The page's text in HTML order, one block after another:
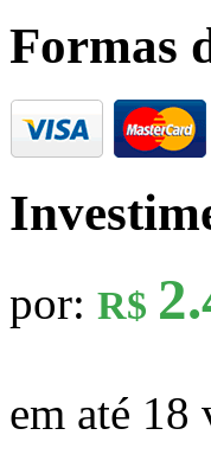
Formas
por: R$
em até 18